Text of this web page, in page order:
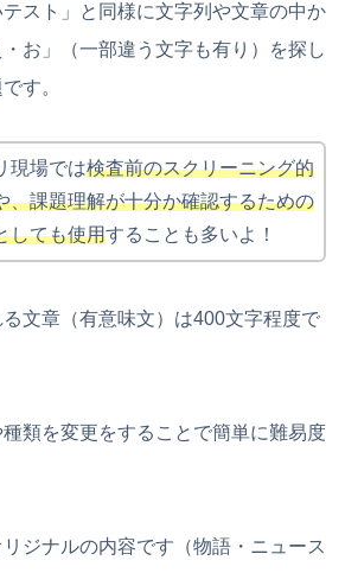
スト」と同様に文字列や文章の中か
お」（一部違う文字も有り）を探し
す。
現場では検査前のスクリーニング的
、課題理解が十分か確認するための
しても使用することも多いよ！
文章（有意味文）は400文字程度で
種類を変更をすることで簡単に難易度
リジナルの内容です（物語・ニュース